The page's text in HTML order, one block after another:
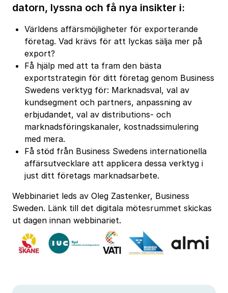
datorn, lyssna och få nya insikter i:
Världens affärsmöjligheter för exporterande
företag. Vad krävs för att lyckas sälja mer på
export?
Få hjälp med att ta fram den bästa
exportstrategin för ditt företag genom Business
Swedens verktyg för: Marknadsval, val av
kundsegment och partners, anpassning av
erbjudandet, val av distributions- och
marknadsföringskanaler, kostnadssimulering
med mera.
Få stöd från Business Swedens internationella
affärsutvecklare att applicera dessa verktyg i
just ditt företags marknadsarbete.
Webbinariet leds av Oleg Zastenker, Business
Sweden. Länk till det digitala mötesrummet skickas
ut dagen innan webbinariet.